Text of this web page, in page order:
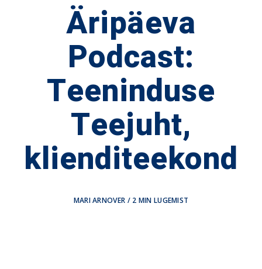
Äripäeva
Podcast:
Teeninduse
Teejuht,
klienditeekond
MARI ARNOVER / 2 MIN LUGEMIST